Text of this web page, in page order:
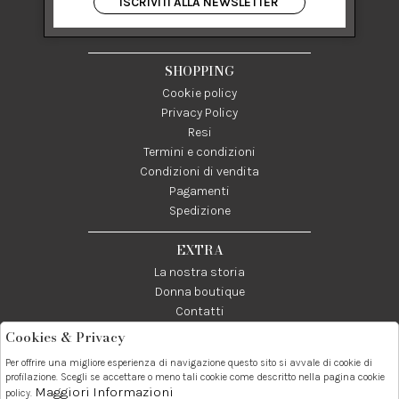
84122 Salerno Italia
P IVA 03024950655
SHOPPING
Cookie policy
Privacy Policy
Resi
Termini e condizioni
Condizioni di vendita
Pagamenti
Spedizione
EXTRA
La nostra storia
Donna boutique
Contatti
Telefono:
089237858
Whatsapp:
3338855601
Contatti:
info@donna1981.it
Cookies & Privacy
Per offrire una migliore esperienza di navigazione questo sito si avvale di cookie di
profilazione. Scegli se accettare o meno tali cookie come descritto nella pagina cookie
policy. Maggiori Informazioni